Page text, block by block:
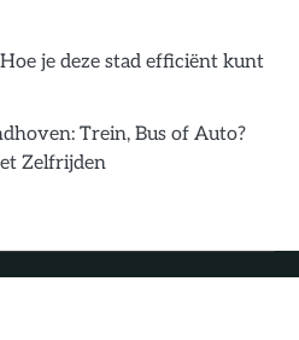
je deze stad efficiënt kunt
Trein, Bus of Auto?
Zelfrijden